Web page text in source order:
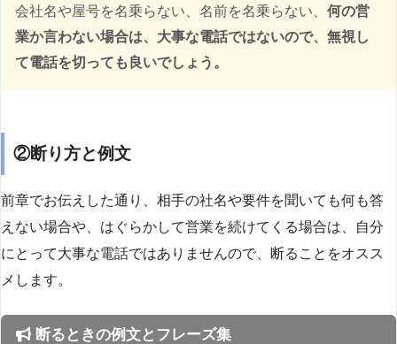
会社名や屋号を名乗らない、名前を名乗らない、 何の営
業か言わない場合は、大事な電話ではないので、無視し
て電話を切っても良いでしょう。
②断り方と例文
前章でお伝えした通り、相手の社名や要件を聞いても何も答
えない場合や、はぐらかして営業を続けてくる場合は、自分
にとって大事な電話ではありませんので、断ることをオスス
メします。
断るときの例文とフレーズ集